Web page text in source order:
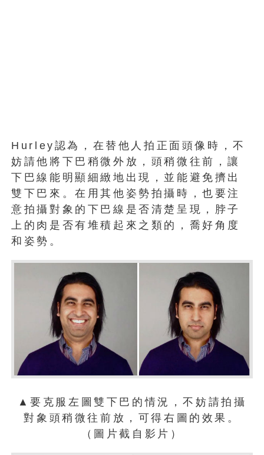
Hurley認為，在替他人拍正面頭像時，不
妨請他將下巴稍微外放，頭稍微往前，讓
下巴線能明顯細緻地出現，並能避免擠出
雙下巴來。在用其他姿勢拍攝時，也要注
意拍攝對象的下巴線是否清楚呈現，脖子
上的肉是否有堆積起來之類的，喬好角度
和姿勢。
▲要克服左圖雙下巴的情況，不妨請拍攝
對象頭稍微往前放，可得右圖的效果。
（圖片截自影片）